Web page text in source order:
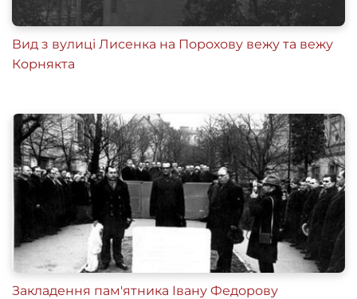
Вид з вулиці Лисенка на Порохову вежу та вежу
Корнякта
Закладення пам'ятника Івану Федорову